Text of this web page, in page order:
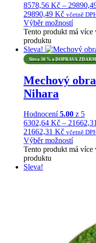
8578,56 Kč –
29890,49 Kč včetně
Výběr možností
Tento produkt má více
produktu
Sleva!
Sleva 30 % a DOPRAVA
Mechový
Nihara
Hodnocení5.00 z 5
6302,64 Kč –
21662,31 Kč včetně
Výběr možností
Tento produkt má více
produktu
Sleva!